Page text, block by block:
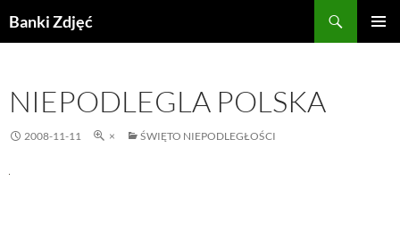
doBanki Zdjęć
NIEPODLEGLA POLSKA
2008-11-11 × ŚWIĘTO NIEPODLEGŁOŚCI